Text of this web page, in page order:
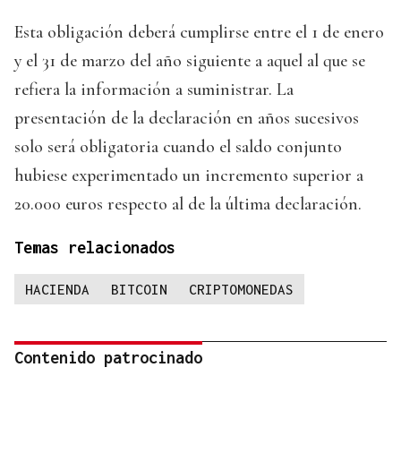
Esta obligación deberá cumplirse entre el 1 de enero
y el 31 de marzo del año siguiente a aquel al que se
refiera la información a suministrar. La
presentación de la declaración en años sucesivos
solo será obligatoria cuando el saldo conjunto
hubiese experimentado un incremento superior a
20.000 euros respecto al de la última declaración.
Temas relacionados
HACIENDA BITCOIN CRIPTOMONEDAS
Contenido patrocinado